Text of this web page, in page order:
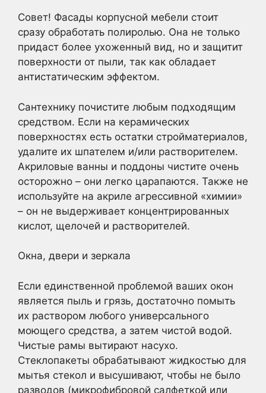
Совет! Фасады корпусной мебели стоит
сразу обработать полиролью. Она не только
придаст более ухоженный вид, но и защитит
поверхности от пыли, так как обладает
антистатическим эффектом.
Сантехнику почистите любым подходящим
средством. Если на керамических
поверхностях есть остатки стройматериалов,
удалите их шпателем и/или растворителем.
Акриловые ванны и поддоны чистите очень
осторожно – они легко царапаются. Также не
используйте на акриле агрессивной «химии»
– он не выдерживает концентрированных
кислот, щелочей и растворителей.
Окна, двери и зеркала
Если единственной проблемой ваших окон
является пыль и грязь, достаточно помыть
их раствором любого универсального
моющего средства, а затем чистой водой.
Чистые рамы вытирают насухо.
Стеклопакеты обрабатывают жидкостью для
мытья стекол и высушивают, чтобы не было
разводов (микрофибровой салфеткой или